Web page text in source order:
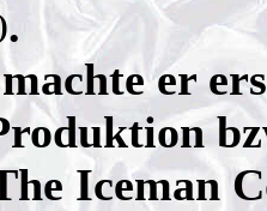
.
er
Iceman